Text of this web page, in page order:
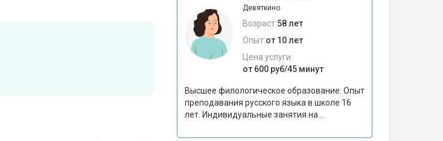
Девяткино
Возраст:58 лет
Опыт:от 10 лет
Цена услуги:
от 600 руб/45 минут
Высшее филологическое образование. Опыт
преподавания русского языка в школе 16
лет. Индивидуальные занятия на...